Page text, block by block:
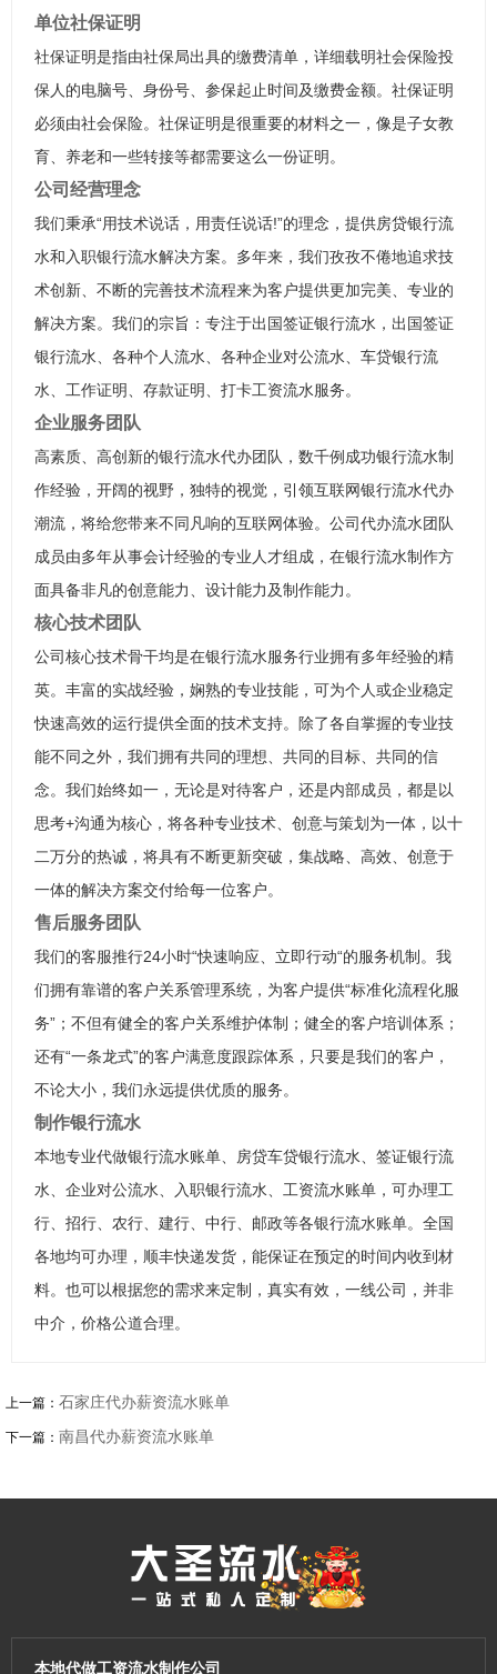
单位社保证明
社保证明是指由社保局出具的缴费清单，详细载明社会保险投
保人的电脑号、身份号、参保起止时间及缴费金额。社保证明
必须由社会保险。社保证明是很重要的材料之一，像是子女教
育、养老和一些转接等都需要这么一份证明。
公司经营理念
我们秉承“用技术说话，用责任说话!”的理念，提供房贷银行流
水和入职银行流水解决方案。多年来，我们孜孜不倦地追求技
术创新、不断的完善技术流程来为客户提供更加完美、专业的
解决方案。我们的宗旨：专注于出国签证银行流水，出国签证
银行流水、各种个人流水、各种企业对公流水、车贷银行流
水、工作证明、存款证明、打卡工资流水服务。
企业服务团队
高素质、高创新的银行流水代办团队，数千例成功银行流水制
作经验，开阔的视野，独特的视觉，引领互联网银行流水代办
潮流，将给您带来不同凡响的互联网体验。公司代办流水团队
成员由多年从事会计经验的专业人才组成，在银行流水制作方
面具备非凡的创意能力、设计能力及制作能力。
核心技术团队
公司核心技术骨干均是在银行流水服务行业拥有多年经验的精
英。丰富的实战经验，娴熟的专业技能，可为个人或企业稳定
快速高效的运行提供全面的技术支持。除了各自掌握的专业技
能不同之外，我们拥有共同的理想、共同的目标、共同的信
念。我们始终如一，无论是对待客户，还是内部成员，都是以
思考+沟通为核心，将各种专业技术、创意与策划为一体，以十
二万分的热诚，将具有不断更新突破，集战略、高效、创意于
一体的解决方案交付给每一位客户。
售后服务团队
我们的客服推行24小时“快速响应、立即行动“的服务机制。我
们拥有靠谱的客户关系管理系统，为客户提供“标准化流程化服
务”；不但有健全的客户关系维护体制；健全的客户培训体系；
还有“一条龙式”的客户满意度跟踪体系，只要是我们的客户，
不论大小，我们永远提供优质的服务。
制作银行流水
本地专业代做银行流水账单、房贷车贷银行流水、签证银行流
水、企业对公流水、入职银行流水、工资流水账单，可办理工
行、招行、农行、建行、中行、邮政等各银行流水账单。全国
各地均可办理，顺丰快递发货，能保证在预定的时间内收到材
料。也可以根据您的需求来定制，真实有效，一线公司，并非
中介，价格公道合理。
上一篇： 石家庄代办薪资流水账单
下一篇： 南昌代办薪资流水账单
本地代做工资流水制作公司